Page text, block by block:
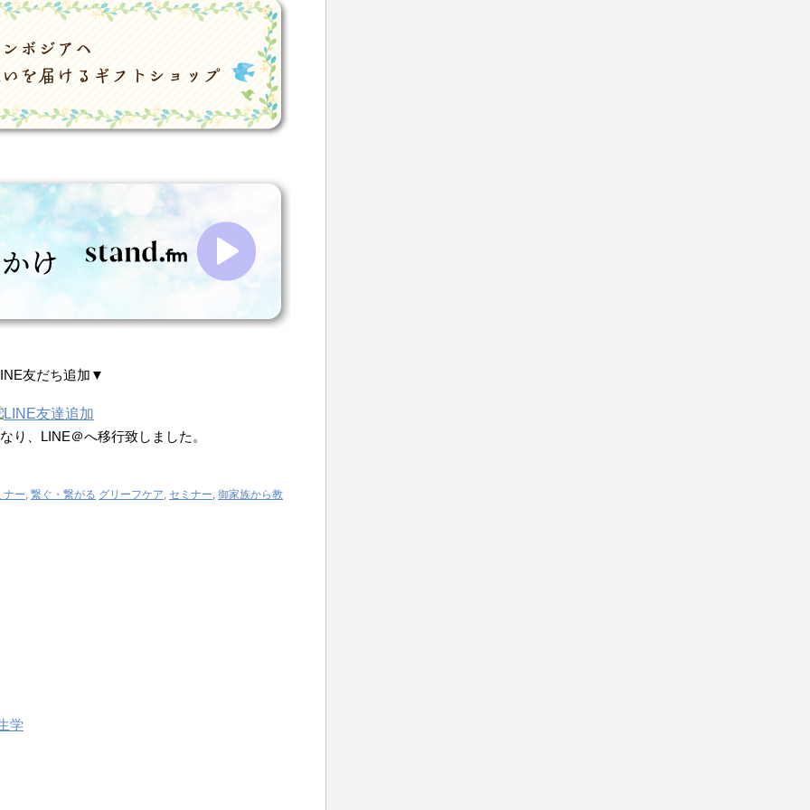
友だち追加▼
り、LINE＠へ移行致しました。
ナー, 繋ぐ・繋がる グリーフケア, セミナー, 御家族から教
学